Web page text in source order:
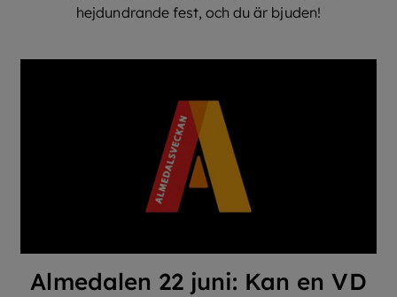
hejdundrande fest, och du är bjuden!
Almedalen 22 juni: Kan en VD